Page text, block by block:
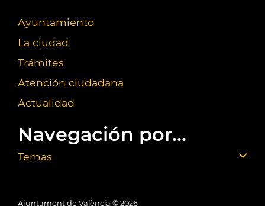
Ayuntamiento
La ciudad
Trámites
Atención ciudadana
Actualidad
Navegación por...
Temas
Ajuntament de València © 2026